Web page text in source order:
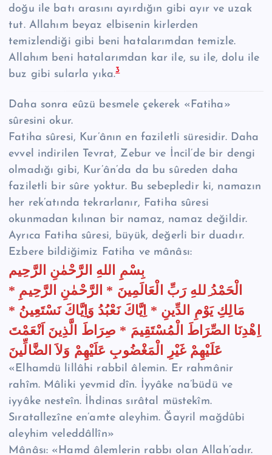
doğu ile batı arasını ayırdığın gibi ayır ve uzak
tut. Allahım beyaz elbisenin kirlerden
temizlendiği gibi beni hatalarımdan temizle.
Allahım beni hatalarımdan kar ile, su ile, dolu ile
buz gibi sularla yıka.3
Daha sonra eûzü besmele çekerek «Fatiha»
sûresini okur.
Fatiha sûresi, Kur’ânın en faziletli süresidir. Daha
evvel indirilen Tevrat, Zebur ve İncil’de bir dengi
olmadığı gibi, Kur’ân’da da bu sûreden daha
faziletli bir sûre yoktur. Bu sebepledir ki, namazın
her rek’atında tekrarlanır, Fatiha sûresi
okunmadan kılınan bir namaz, namaz değildir.
Ayrıca Fatiha sûresi, büyük, değerli bir duadır.
Ezbere bildiğimiz Fatiha ve mânâsı:
بِسْمِ اللهِ الرَّحْمٰنِ الرَّحِيم
الْحَمْدُ ِللهِ رَبِّ الْعَالَمِينَ * الرَّحْمٰنِ الرَّحِيمِ *
مَالِكِ يَوْمِ الدِّينِ * اِيَّاكَ نَعْبُدُ وَاِيَّاكَ نَسْتَعِينُ *
اِهْدِنَا الصِّرَاطَ الْمُسْتَقِيمَ * صِرَاطَ الَّذِينَ اَنْعَمْتَ
عَلَيْهِمْ غَيْرِ الْمَغْضُوبِ عَلَيْهِمْ وَلاَ الضَّالِّينَ
«Elhamdü lillâhi rabbil âlemin. Er rahmânir
rahîm. Mâliki yevmid dîn. İyyâke na’büdü ve
iyyâke nesteîn. İhdinas sırâtal müstekîm.
Sıratallezîne en’amte aleyhim. Ğayril mağdûbi
aleyhim veleddâllîn»
Mânâsı: «Hamd âlemlerin rabbı olan Allah’adır.